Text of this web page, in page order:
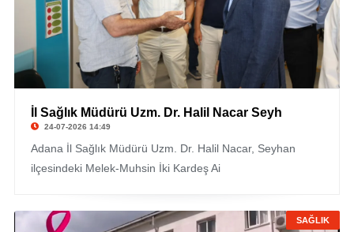
İl Sağlık Müdürü Uzm. Dr. Halil Nacar Seyh
24-07-2026 14:49
Adana İl Sağlık Müdürü Uzm. Dr. Halil Nacar, Seyhan
ilçesindeki Melek-Muhsin İki Kardeş Ai
SAĞLIK